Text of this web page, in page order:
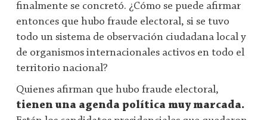
finalmente se concretó. ¿Cómo se puede afirmar
entonces que hubo fraude electoral, si se tuvo
todo un sistema de observación ciudadana local y
de organismos internacionales activos en todo el
territorio nacional?
Quienes afirman que hubo fraude electoral,
tienen una agenda política muy marcada.